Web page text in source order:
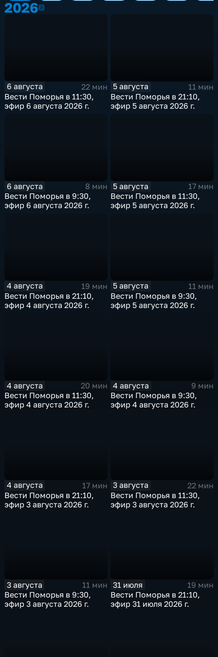
20262026
6 августа
22 мин
Вести Поморья в 11:30,
эфир 6 августа 2026 г.
5 августа
11 мин
Вести Поморья в 21:10,
эфир 5 августа 2026 г.
6 августа
8 мин
Вести Поморья в 9:30,
эфир 6 августа 2026 г.
5 августа
17 мин
Вести Поморья в 11:30,
эфир 5 августа 2026 г.
4 августа
19 мин
Вести Поморья в 21:10,
эфир 4 августа 2026 г.
5 августа
11 мин
Вести Поморья в 9:30,
эфир 5 августа 2026 г.
4 августа
20 мин
Вести Поморья в 11:30,
эфир 4 августа 2026 г.
4 августа
9 мин
Вести Поморья в 9:30,
эфир 4 августа 2026 г.
4 августа
17 мин
Вести Поморья в 21:10,
эфир 3 августа 2026 г.
3 августа
22 мин
Вести Поморья в 11:30,
эфир 3 августа 2026 г.
3 августа
11 мин
Вести Поморья в 9:30,
эфир 3 августа 2026 г.
31 июля
19 мин
Вести Поморья в 21:10,
эфир 31 июля 2026 г.